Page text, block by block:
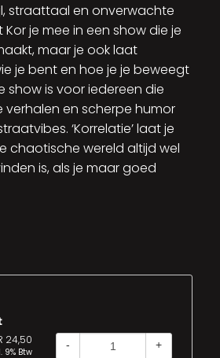
straattaal en onverwachte
je mee in een show die je
maar je ook laat
je bent en hoe je je beweegt
show is voor iedereen die
verhalen en scherpe humor
‘Korrelatie’ laat je
chaotische wereld altijd wel
is, als je maar goed
24,50
9% Btw
- +